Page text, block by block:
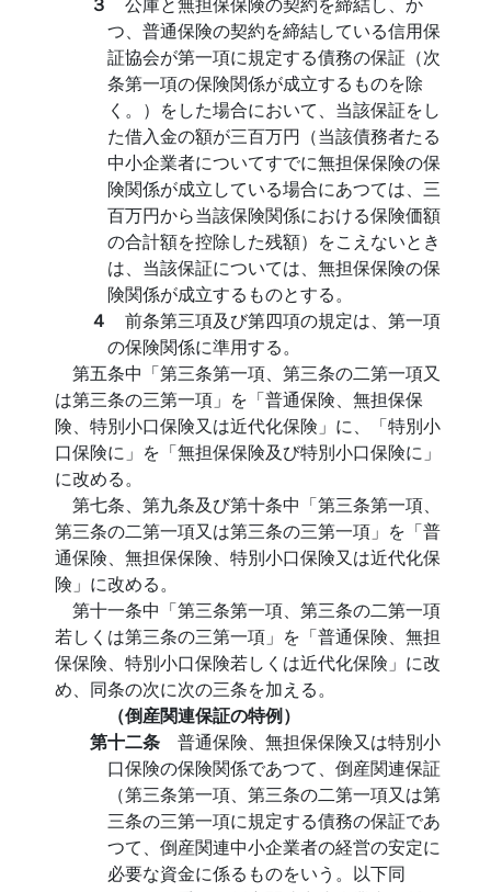
つ、普通保険の契約を締結している信用保
証協会が第一項に規定する債務の保証（次
条第一項の保険関係が成立するものを除
く。）をした場合において、当該保証をし
た借入金の額が三百万円（当該債務者たる
中小企業者についてすでに無担保保険の保
険関係が成立している場合にあつては、三
百万円から当該保険関係における保険価額
の合計額を控除した残額）をこえないとき
は、当該保証については、無担保保険の保
険関係が成立するものとする。
４ 前条第三項及び第四項の規定は、第一項
の保険関係に準用する。
第五条中「第三条第一項、第三条の二第一項又
は第三条の三第一項」を「普通保険、無担保保
険、特別小口保険又は近代化保険」に、「特別小
口保険に」を「無担保保険及び特別小口保険に」
に改める。
第七条、第九条及び第十条中「第三条第一項、
第三条の二第一項又は第三条の三第一項」を「普
通保険、無担保保険、特別小口保険又は近代化保
険」に改める。
第十一条中「第三条第一項、第三条の二第一項
若しくは第三条の三第一項」を「普通保険、無担
保保険、特別小口保険若しくは近代化保険」に改
め、同条の次に次の三条を加える。
（倒産関連保証の特例）
第十二条 普通保険、無担保保険又は特別小
口保険の保険関係であつて、倒産関連保証
（第三条第一項、第三条の二第一項又は第
三条の三第一項に規定する債務の保証であ
つて、倒産関連中小企業者の経営の安定に
必要な資金に係るものをいう。以下同